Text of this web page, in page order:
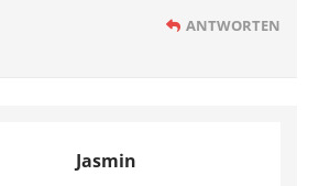
ANTWORTEN
Jasmin